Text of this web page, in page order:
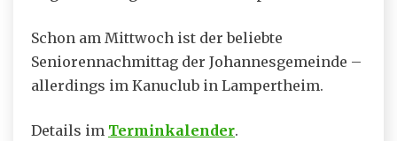
Schon am Mittwoch ist der beliebte
Seniorennachmittag der Johannesgemeinde –
allerdings im Kanuclub in Lampertheim.
Details im Terminkalender.